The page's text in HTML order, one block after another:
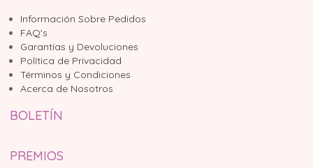
Información Sobre Pedidos
FAQ's
Garantías y Devoluciones
Política de Privacidad
Términos y Condiciones
Acerca de Nosotros
BOLETÍN
PREMIOS